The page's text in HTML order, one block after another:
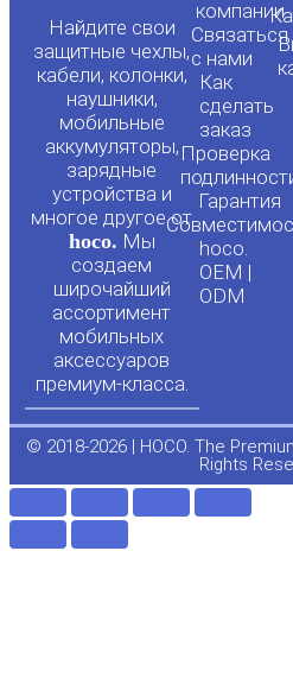
Найдите свои
защитные чехлы,
кабели, колонки,
наушники,
мобильные
аккумуляторы,
зарядные
устройства и
многое другое от
hoco. Мы
создаем
широчайший
ассортимент
мобильных
аксессуаров
премиум-класса.
компании
Связаться
с нами
Как
сделать
заказ
Проверка
Гарантия
hoco.
OEM |
ODM
© 2018-2026 | HOCO. The
Rights